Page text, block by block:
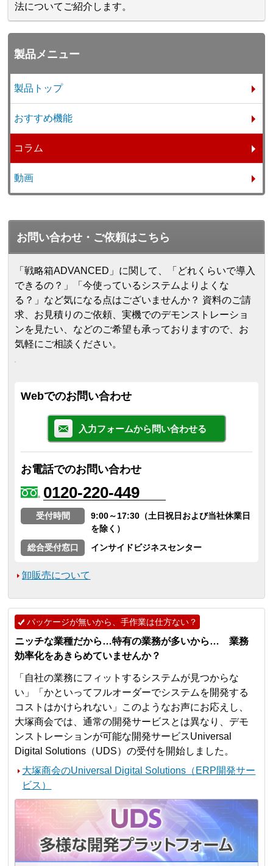
法についてご紹介します。
製品メニュー
製品トップ
おすすめ機能
コラム
動画
お問い合わせ・ご依頼はこちら
「戦略箱ADVANCED」に関して、「どれくらいで導入
できるの？」「今使っているシステムよりよくな
る？」など気になる点はございませんか？ 資料のご請
求、お見積りのご依頼、実機でのデモンストレーショ
ンを見たい、などのご希望も承っておりますので、お
気軽にご相談ください。
Webでのお問い合わせ
入力フォームから問い合わせる
お電話でのお問い合わせ
0120-220-449
受付時間
9:00～17:30（土日祝日および当社休業日
を除く）
総合受付窓口
インサイドビジネスセンター
卸販売について
パッケージが無いから、手作業は仕方ない？
ニッチな業種だから…特有の業務が多いから… 業務
効率化をあきらめていませんか？
「自社の業務にフィットするシステムが見つからな
い」「かといってフルオーダーでシステムを開発する
コストはかけられない」このようなお声にお応えし、
大塚商会では、通常の開発サービスとは異なり、デモ
ンストレーションが可能な開発サービスUniversal
Digital Solutions（UDS）の受付を開始しました。
大塚商会のUniversal Digital Solutions（ERP開発サー
ビス）